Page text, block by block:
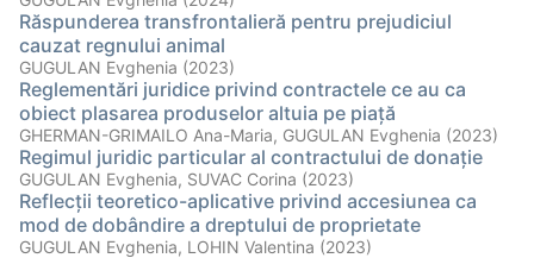
Răspunderea transfrontalieră pentru prejudiciul
cauzat regnului animal
GUGULAN Evghenia (2023)
Reglementări juridice privind contractele ce au ca
obiect plasarea produselor altuia pe piață
GHERMAN-GRIMAILO Ana-Maria, GUGULAN Evghenia (2023)
Regimul juridic particular al contractului de donație
GUGULAN Evghenia, SUVAC Corina (2023)
Reflecții teoretico-aplicative privind accesiunea ca
mod de dobândire a dreptului de proprietate
GUGULAN Evghenia, LOHIN Valentina (2023)